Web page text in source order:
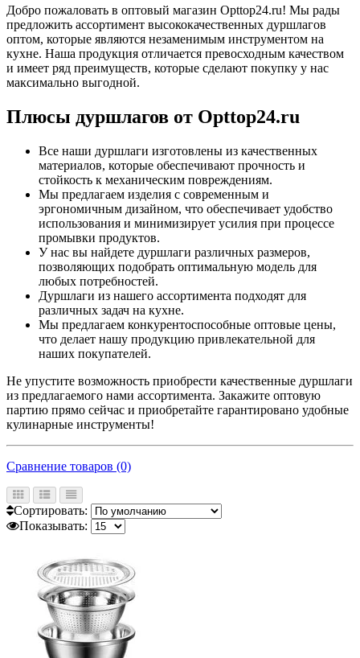
Добро пожаловать в оптовый магазин Opttop24.ru! Мы рады
предложить ассортимент высококачественных дуршлагов
оптом, которые являются незаменимым инструментом на
кухне. Наша продукция отличается превосходным качеством
и имеет ряд преимуществ, которые сделают покупку у нас
максимально выгодной.
Плюсы дуршлагов от Opttop24.ru
Все наши дуршлаги изготовлены из качественных
материалов, которые обеспечивают прочность и
стойкость к механическим повреждениям.
Мы предлагаем изделия с современным и
эргономичным дизайном, что обеспечивает удобство
использования и минимизирует усилия при процессе
промывки продуктов.
У нас вы найдете дуршлаги различных размеров,
позволяющих подобрать оптимальную модель для
любых потребностей.
Дуршлаги из нашего ассортимента подходят для
различных задач на кухне.
Мы предлагаем конкурентоспособные оптовые цены,
что делает нашу продукцию привлекательной для
наших покупателей.
Не упустите возможность приобрести качественные дуршлаги
из предлагаемого нами ассортимента. Закажите оптовую
партию прямо сейчас и приобретайте гарантировано удобные
кулинарные инструменты!
Сравнение товаров (0)
Сортировать:
Показывать: